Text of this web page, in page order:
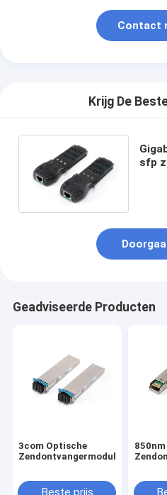
Contact
Krijg De
sfp
Geadviseerde Producten
3com Optische
Zendontvangermodule